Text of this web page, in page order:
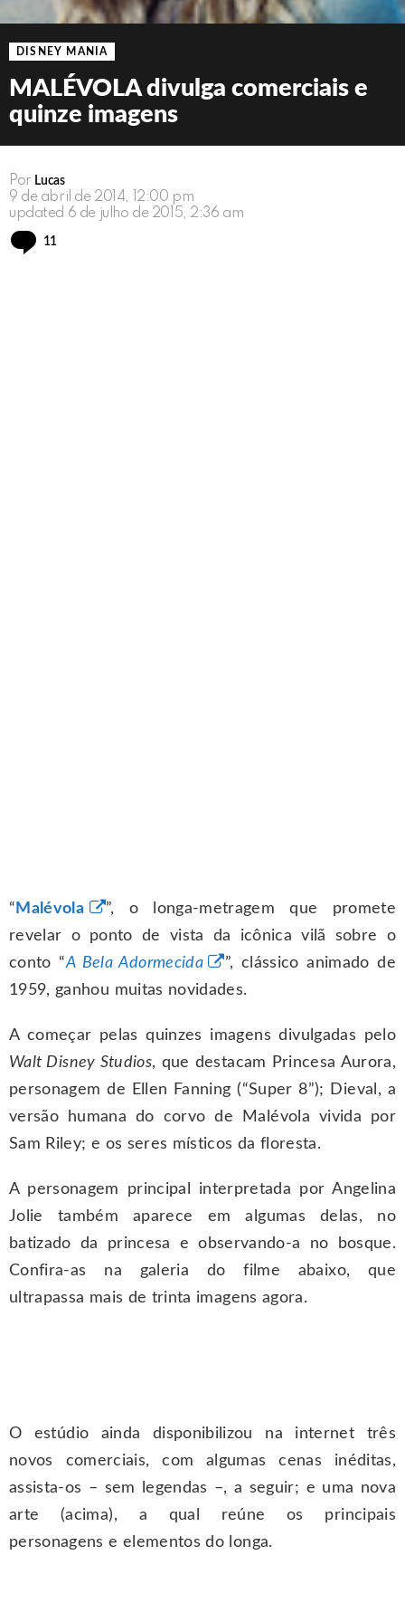
DISNEY MANIA
MALÉVOLA divulga comerciais e
quinze imagens
Por Lucas
9 de abril de 2014, 12:00 pm
updated 6 de julho de 2015, 2:36 am
11
“ Malévola
”, o longa-metragem que promete
revelar o ponto de vista da icônica vilã sobre o
conto “A Bela Adormecida
”, clássico animado de
1959, ganhou muitas novidades.
A começar pelas quinzes imagens divulgadas pelo
Walt Disney Studios, que destacam Princesa Aurora,
personagem de Ellen Fanning (“Super 8”); Dieval, a
versão humana do corvo de Malévola vivida por
Sam Riley; e os seres místicos da floresta.
A personagem principal interpretada por Angelina
Jolie também aparece em algumas delas, no
batizado da princesa e observando-a no bosque.
Confira-as na galeria do filme abaixo, que
ultrapassa mais de trinta imagens agora.
O estúdio ainda disponibilizou na internet três
novos comerciais, com algumas cenas inéditas,
assista-os – sem legendas –, a seguir; e uma nova
arte (acima), a qual reúne os principais
personagens e elementos do longa.